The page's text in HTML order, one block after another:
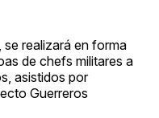
realizará en forma
de chefs militares a
asistidos por
Guerreros